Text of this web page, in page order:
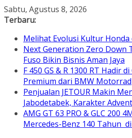
Skip
to
Sabtu, Agustus 8, 2026
Terbaru:
Melihat Evolusi Kultur Honda
Next Generation Zero Down
Fuso Bikin Bisnis Aman Jaya
F 450 GS & R 1300 RT Hadir
Premium dari BMW Motorrad
Penjualan JETOUR Makin
Jabodetabek, Karakter
AMG GT 63 PRO & GLC 200
Mercedes-Benz 140 Tahun di